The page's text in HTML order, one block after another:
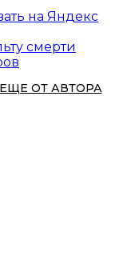
на Яндекс
смерти
ЕЩЕ ОТ АВТОРА